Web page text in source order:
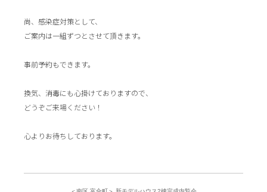
尚、感染症対策として、
ご案内は一組ずつとさせて頂きます。
事前予約もできます。
換気、消毒にも心掛けておりますので、
どうぞご来場ください！
心よりお待ちしております。